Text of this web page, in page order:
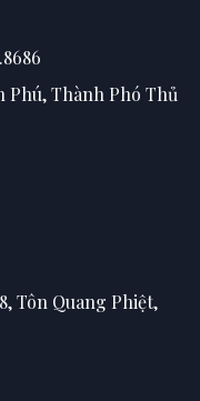
Phú, Thành Phó Thủ
Tôn Quang Phiệt,